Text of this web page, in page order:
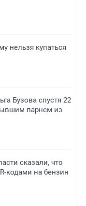
нельзя купаться
Бузова спустя 22
парнем из
сказали, что
кодами на бензин